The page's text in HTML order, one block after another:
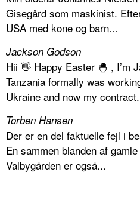
Gisegård som maskinist.
USA med kone og barn...
Jackson Godson
Hii 👋 Happy Easter 🐣 , I’m
Tanzania formally was
Ukraine and now my
Torben Hansen
Der er en del faktuelle fejl i
En sammen blanden af
Valbygården er også...